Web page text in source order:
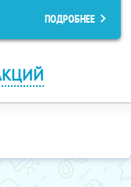
ПОДРОБНЕЕ